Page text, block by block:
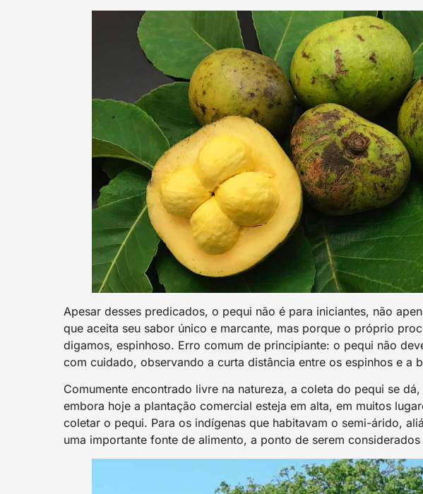
Apesar desses predicados, o pequi não é para iniciantes, não
que aceita seu sabor único e marcante, mas porque o próprio
digamos, espinhoso. Erro comum de principiante: o pequi não
com cuidado, observando a curta distância entre os espinhos e a
Comumente encontrado livre na natureza, a coleta do pequi se
embora hoje a plantação comercial esteja em alta, em muitos
coletar o pequi. Para os indígenas que habitavam o semi-árido,
uma importante fonte de alimento, a ponto de serem